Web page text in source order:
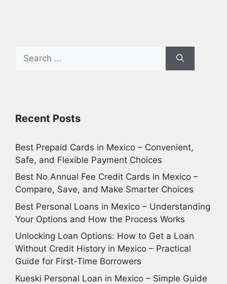
for:
Recent Posts
Best Prepaid Cards in Mexico – Convenient,
Safe, and Flexible Payment Choices
Best No Annual Fee Credit Cards in Mexico –
Compare, Save, and Make Smarter Choices
Best Personal Loans in Mexico – Understanding
Your Options and How the Process Works
Unlocking Loan Options: How to Get a Loan
Without Credit History in Mexico – Practical
Guide for First-Time Borrowers
Kueski Personal Loan in Mexico – Simple Guide